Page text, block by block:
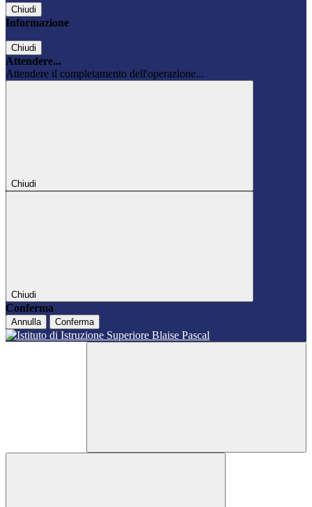
Chiudi
Informazione
Chiudi
Attendere...
Attendere il completamento dell'operazione...
Chiudi
Chiudi
Conferma
Annulla Conferma